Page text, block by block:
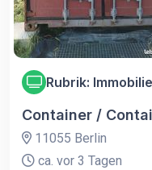
Rubrik:
Container /
11055 Berlin
ca. vor 3 Tagen